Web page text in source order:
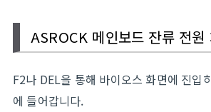
ASROCK 메인보드 잔류 전원
F2나 DEL을 통해 바이오스 화면에 진입
에 들어갑니다.